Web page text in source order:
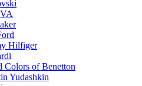
Hilfiger
Colors of Benetton
Yudashkin